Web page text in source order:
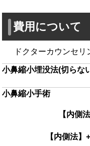
費用について
ドクターカウンセリ
小鼻縮小埋没法(切らな
小鼻縮小手術
【内側
【内側法